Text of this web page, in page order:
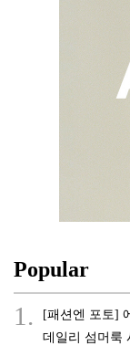
Popular
1.
[패션엔 포토]
데일리 섬머룩